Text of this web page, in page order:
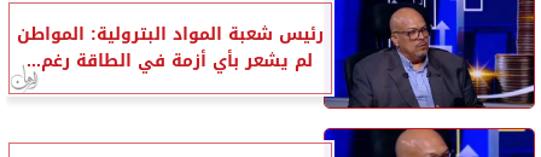
رئيس شعبة المواد البترولية: المواطن
لم يشعر بأي أزمة في الطاقة رغم...